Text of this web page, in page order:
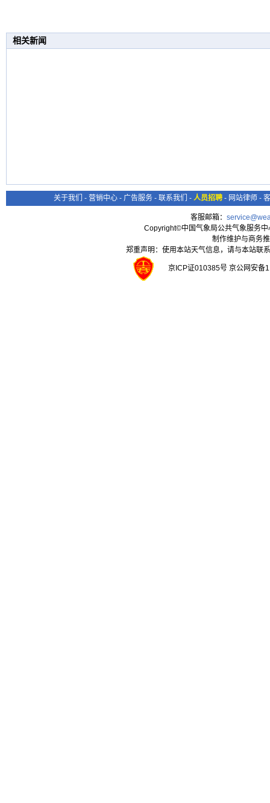
相关新闻
关于我们 - 营销中心 - 广告服务 - 联系我们 - 人员招聘 - 网站律师 -
客服邮箱：
Copyright©中国气象局公共气象服务
制作维护与商务
郑重声明：使用本站天气信息，请与本站联
京ICP证010385号 京公网安备